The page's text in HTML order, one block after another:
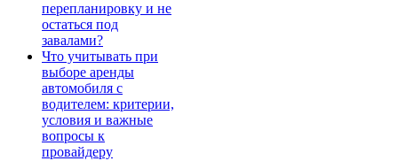
перепланировку и не
остаться под
завалами?
Что учитывать при
выборе аренды
автомобиля с
водителем: критерии,
условия и важные
вопросы к
провайдеру